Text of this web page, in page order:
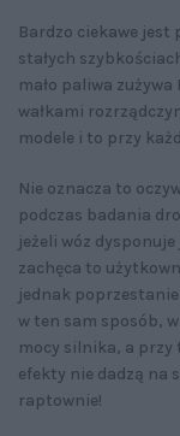
Bardzo ciekawe
stałych
mało paliwa
wałkami
modele i to przy
Nie oznacza to
podczas badania
jeżeli wóz
zachęca to
jednak
w ten sam sposób,
mocy silnika, a
efekty nie dadzą na
raptownie!